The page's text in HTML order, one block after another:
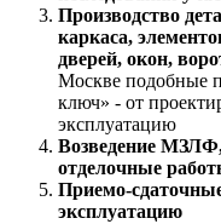
Производство
каркаса,
дверей, окон,
Москве подобные
ключ» - от
эксплуатацию
Возведение
отделочные
Приемо-
эксплуатацию